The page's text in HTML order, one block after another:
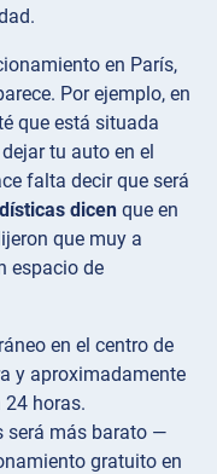
en París,
Por ejemplo, en
que está situada
tu auto en el
falta decir que será
dicen que en
que muy a
espacio de
en el centro de
y aproximadamente
24 horas.
será más barato —
gratuito en